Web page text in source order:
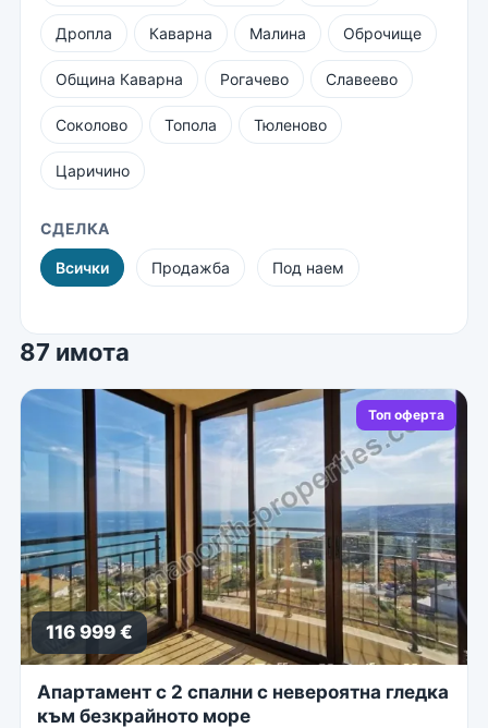
Дропла Каварна Малина Оброчище
Община Каварна Рогачево Славеево
Соколово Топола Тюленово
Царичино
СДЕЛКА
Всички Продажба Под наем
87 имота
Топ оферта
116 999 €
Апартамент с 2 спални с невероятна гледка
към безкрайното море